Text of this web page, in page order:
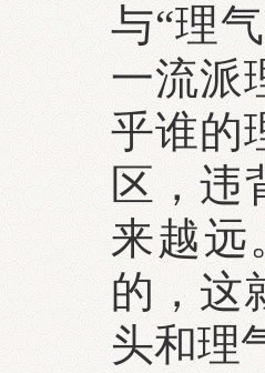
与“理
一流派
乎谁的
区，违
来越远
的，这
头和理